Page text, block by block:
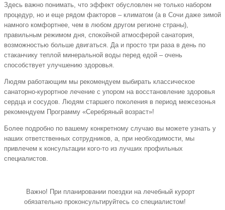
Здесь важно понимать, что эффект обусловлен не только набором
процедур, но и еще рядом факторов – климатом (а в Сочи даже зимой
намного комфортнее, чем в любом другом регионе страны),
правильным режимом дня, спокойной атмосферой санатория,
возможностью больше двигаться. Да и просто три раза в день по
стаканчику теплой минеральной воды перед едой – очень
способствует улучшению здоровья.
Людям работающим мы рекомендуем выбирать классическое
санаторно-курортное лечение с упором на восстановление здоровья
сердца и сосудов. Людям старшего поколения в период межсезонья
рекомендуем Программу «Серебряный возраст»!
Более подробно по вашему конкретному случаю вы можете узнать у
наших ответственных сотрудников, а, при необходимости, мы
привлечем к консультации кого-то из лучших профильных
специалистов.
Важно! При планировании поездки на лечебный курорт
обязательно проконсультируйтесь со специалистом!